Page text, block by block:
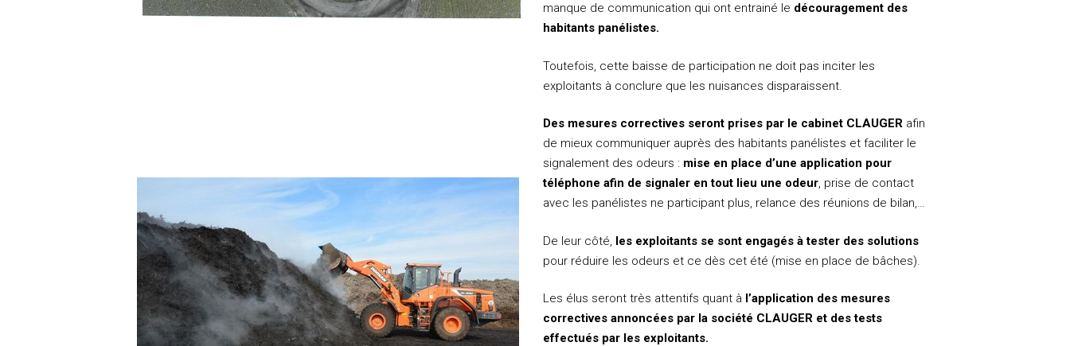
manque de communication qui ont entrainé le découragement des
habitants panélistes.
Toutefois, cette baisse de participation ne doit pas inciter les
exploitants à conclure que les nuisances disparaissent.
Des mesures correctives seront prises par le cabinet CLAUGER afin
de mieux communiquer auprès des habitants panélistes et faciliter le
signalement des odeurs : mise en place d’une application pour
téléphone afin de signaler en tout lieu une odeur, prise de contact
avec les panélistes ne participant plus, relance des réunions de bilan,…
De leur côté, les exploitants se sont engagés à tester des solutions
pour réduire les odeurs et ce dès cet été (mise en place de bâches).
Les élus seront très attentifs quant à l’application des mesures
correctives annoncées par la société CLAUGER et des tests
effectués par les exploitants.